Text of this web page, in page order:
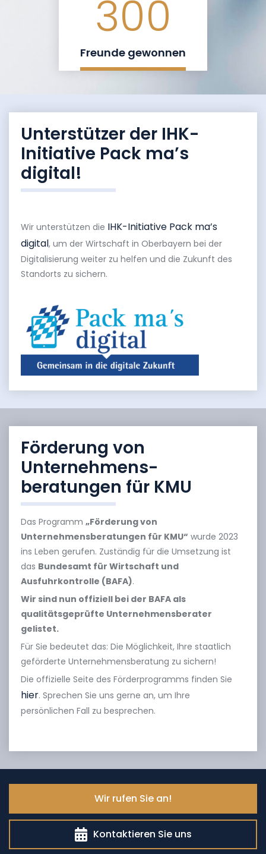
300
Freunde gewonnen
Unterstützer der IHK-
Initiative Pack ma’s
digital!
Wir unterstützen die IHK-Initiative Pack ma’s
digital, um der Wirtschaft in Oberbayern bei der
Digitalisierung weiter zu helfen und die Zukunft des
Standorts zu sichern.
Förderung von
Unternehmens-
beratungen für KMU
Das Programm „Förderung von
Unternehmensberatungen für KMU“ wurde 2023
ins Leben gerufen. Zuständig für die Umsetzung ist
das Bundesamt für Wirtschaft und
Ausfuhrkontrolle (BAFA).
Wir sind nun offiziell bei der BAFA als
qualitätsgeprüfte Unternehmensberater
gelistet.
Für Sie bedeutet das: Die Möglichkeit, Ihre staatlich
geförderte Unternehmensberatung zu sichern!
Die offizielle Seite des Förderprogramms finden Sie
hier. Sprechen Sie uns gerne an, um Ihre
persönlichen Fall zu besprechen.
Wir rufen Sie an!
Kontaktieren Sie uns